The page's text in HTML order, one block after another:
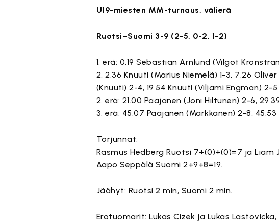
U19-miesten MM-turnaus, välierä
Ruotsi–Suomi 3-9 (2-5, 0-2, 1-2)
1. erä: 0.19 Sebastian Arnlund (Vilgot
2, 2.36 Knuuti (Marius Niemelä) 1-3, 7.26
(Knuuti) 2-4, 19.54 Knuuti (Viljami Engman) 2-5.
2. erä: 21.00 Paajanen (Joni Hiltunen) 2-6,
3. erä: 45.07 Paajanen (Markkanen) 2-8,
Torjunnat:
Rasmus Hedberg Ruotsi 7+(0)+(0)=7 ja
Aapo Seppälä Suomi 2+9+8=19.
Jäähyt: Ruotsi 2 min, Suomi 2 min.
Erotuomarit: Lukas Cizek ja Lukas Lastovicka,